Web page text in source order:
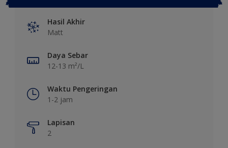
Hasil Akhir
Matt
Daya Sebar
12-13 m²/L
Waktu Pengeringan
1-2 jam
Lapisan
2